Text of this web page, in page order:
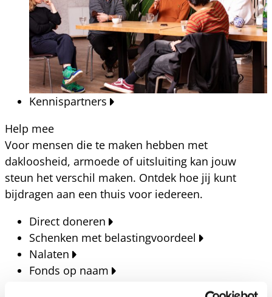
Kennispartners
Help mee
Voor mensen die te maken hebben met
dakloosheid, armoede of uitsluiting kan jouw
steun het verschil maken. Ontdek hoe jij kunt
bijdragen aan een thuis voor iedereen.
Direct doneren
Schenken met belastingvoordeel
Nalaten
Fonds op naam